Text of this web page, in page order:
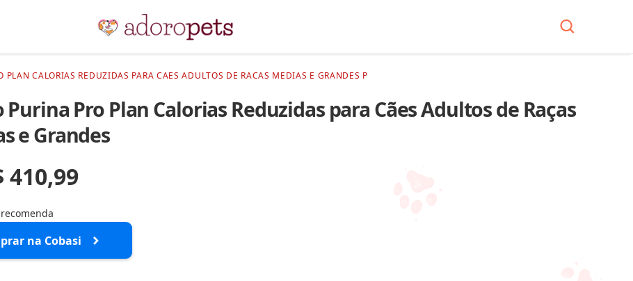
PLAN CALORIAS REDUZIDAS PARA CAES ADULTOS DE RACAS MEDIAS E GRANDES P
Purina Pro Plan Calorias Reduzidas para Cães Adultos de Raças
e Grandes
410,99
na Cobasi